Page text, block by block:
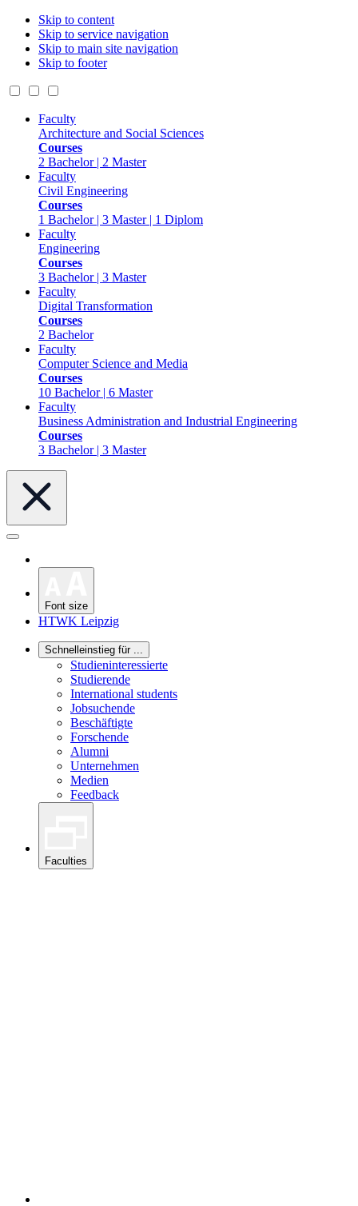
Skip to content
Skip to service navigation
Skip to main site navigation
Skip to footer
Faculty
Architecture and Social Sciences
Courses
2 Bachelor | 2 Master
Faculty
Civil Engineering
Courses
1 Bachelor | 3 Master | 1 Diplom
Faculty
Engineering
Courses
3 Bachelor | 3 Master
Faculty
Digital Transformation
Courses
2 Bachelor
Faculty
Computer Science and Media
Courses
10 Bachelor | 6 Master
Faculty
Business Administration and Industrial Engineering
Courses
3 Bachelor | 3 Master
Font size
HTWK Leipzig
Schnelleinstieg für ...
Studieninteressierte
Studierende
International students
Jobsuchende
Beschäftigte
Forschende
Alumni
Unternehmen
Medien
Feedback
Faculties